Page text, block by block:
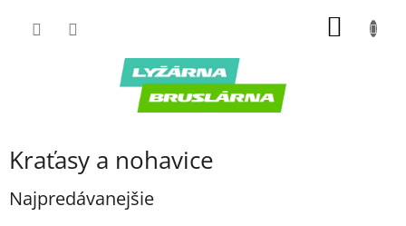
Kraťasy a nohavice
Najpredávanejšie